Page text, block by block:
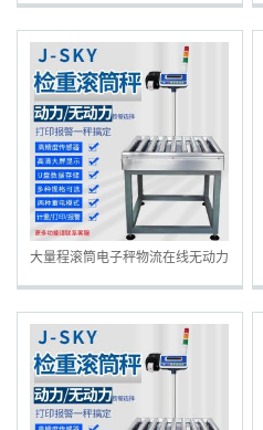
轴电子称可设多组上下限打印
大量程滚筒电子秤物流在线无动力
滚筒可设上下限100组报警打印